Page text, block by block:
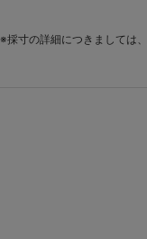
※採寸の詳細につきましては、